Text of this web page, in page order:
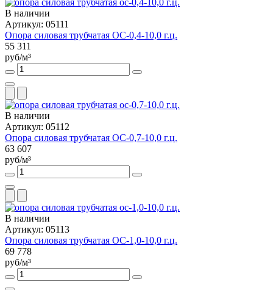
В наличии
Артикул: 05111
Опора силовая трубчатая ОС-0,4-10,0 г.ц.
55 311
руб/м³
В наличии
Артикул: 05112
Опора силовая трубчатая ОС-0,7-10,0 г.ц.
63 607
руб/м³
В наличии
Артикул: 05113
Опора силовая трубчатая ОС-1,0-10,0 г.ц.
69 778
руб/м³